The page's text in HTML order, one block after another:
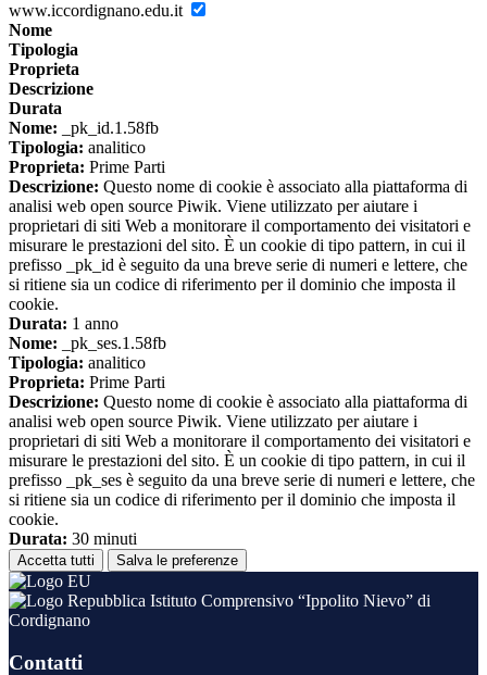
www.iccordignano.edu.it
Nome
Tipologia
Proprieta
Descrizione
Durata
Nome: _pk_id.1.58fb
Tipologia: analitico
Proprieta: Prime Parti
Descrizione: Questo nome di cookie è associato alla piattaforma di
analisi web open source Piwik. Viene utilizzato per aiutare i
proprietari di siti Web a monitorare il comportamento dei visitatori e
misurare le prestazioni del sito. È un cookie di tipo pattern, in cui il
prefisso _pk_id è seguito da una breve serie di numeri e lettere, che
si ritiene sia un codice di riferimento per il dominio che imposta il
cookie.
Durata: 1 anno
Nome: _pk_ses.1.58fb
Tipologia: analitico
Proprieta: Prime Parti
Descrizione: Questo nome di cookie è associato alla piattaforma di
analisi web open source Piwik. Viene utilizzato per aiutare i
proprietari di siti Web a monitorare il comportamento dei visitatori e
misurare le prestazioni del sito. È un cookie di tipo pattern, in cui il
prefisso _pk_ses è seguito da una breve serie di numeri e lettere, che
si ritiene sia un codice di riferimento per il dominio che imposta il
cookie.
Durata: 30 minuti
Accetta tutti Salva le preferenze
Istituto Comprensivo “Ippolito Nievo” di
Cordignano
Contatti